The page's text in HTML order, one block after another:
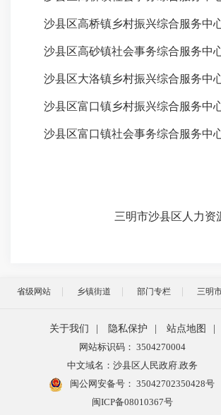
沙县区高桥镇乡村振兴综合服务中
沙县区高砂镇社会事务综合服务中
沙县区大洛镇乡村振兴综合服务中
沙县区富口镇乡村振兴综合服务中
沙县区富口镇社会事务综合服务中
三明市沙县区人力资
省级网站 乡镇街道 部门专栏 三明
关于我们 隐私保护 站点地图
网站标识码： 3504270004
中文域名：沙县区人民政府.政务
闽公网安备号： 35042702350428号
闽ICP备08010367号